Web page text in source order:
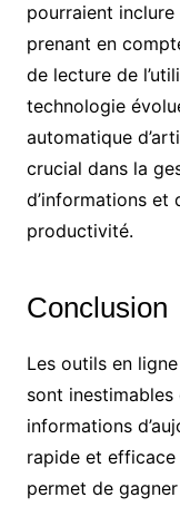
pourraient inclure
prenant en
de lecture de
technologie
automatique
crucial dans la
d’informations et
productivité.
Conclusion
Les outils en
sont inestimables
informations
rapide et
permet de